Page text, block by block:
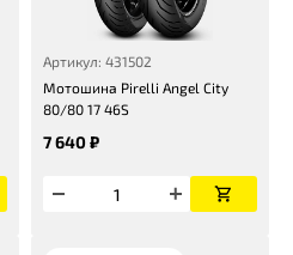
Артикул: 431502
Мотошина Pirelli Angel City
80/80 17 46S
7 640 ₽